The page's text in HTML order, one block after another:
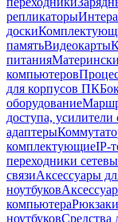
репликаторы
доски
памятьВидеокарты
питания
компьютеров
для корпусов ПК
оборудование
доступа, усилители
адаптеры
комплектующиеIP-
переходники
связиАксессуары
ноутбуков
компьютера
ноутбуковСредства